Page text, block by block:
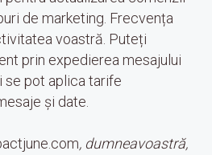
de marketing. Frecvența
voastră. Puteți
prin expedierea mesajului
se pot aplica tarife
și date.
, dumneavoastră,